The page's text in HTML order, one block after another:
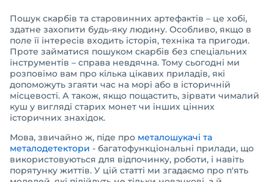
Пошук скарбів та старовинних артефактів – це хобі,
здатне захопити будь-яку людину. Особливо, якщо в
поле її інтересів входить історія, техніка та пригоди.
Проте займатися пошуком скарбів без спеціальних
інструментів – справа невдячна. Тому сьогодні ми
розповімо вам про кілька цікавих приладів, які
допоможуть згаяти час на морі або в історичній
місцевості. А також, якщо пощастить, зірвати чималий
куш у вигляді старих монет чи інших цінних
історичних знахідок.
Мова, звичайно ж, піде про металошукачі та
металодетектори - багатофункціональні прилади, що
використовуються для відпочинку, роботи, і навіть
порятунку життів. У цій статті ми згадаємо про п'ять